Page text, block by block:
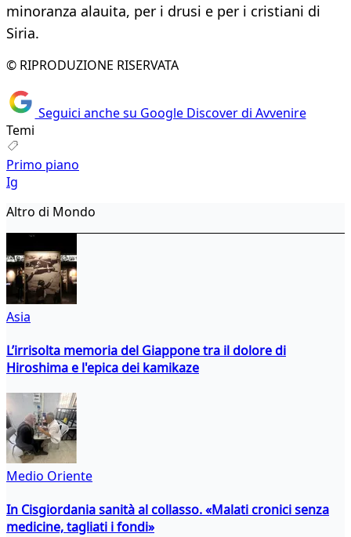
minoranza alauita, per i drusi e per i cristiani di
Siria.
© RIPRODUZIONE RISERVATA
Seguici anche su Google Discover di Avvenire
Temi
Primo piano
Ig
Altro di Mondo
Asia
L’irrisolta memoria del Giappone tra il dolore di
Hiroshima e l'epica dei kamikaze
Medio Oriente
In Cisgiordania sanità al collasso. «Malati cronici senza
medicine, tagliati i fondi»